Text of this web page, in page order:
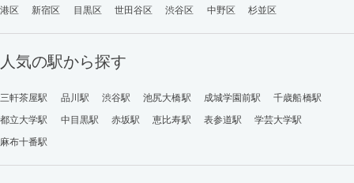
港区 新宿区 目黒区 世田谷区 渋谷区 中野区 杉並区
人気の駅から探す
三軒茶屋駅 品川駅 渋谷駅 池尻大橋駅 成城学園前駅
千歳船橋駅
都立大学駅
中目黒駅 赤坂駅 恵比寿駅 表参道駅
学芸大学駅
麻布十番駅